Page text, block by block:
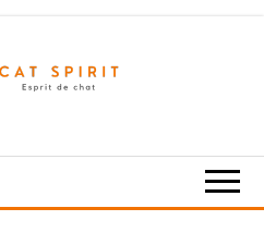
chat